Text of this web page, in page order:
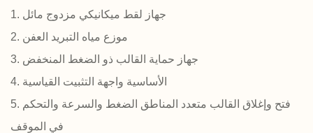
1. جهاز لقط ميكانيكي مزدوج مائل
2. موزع مياه التبريد العفن
3. جهاز حماية القالب ذو الضغط المنخفض
4. الأساسية واجهة التثبيت القياسية
5. فتح وإغلاق القالب متعدد المناطق الضغط والسرعة والتحكم
في الموقف